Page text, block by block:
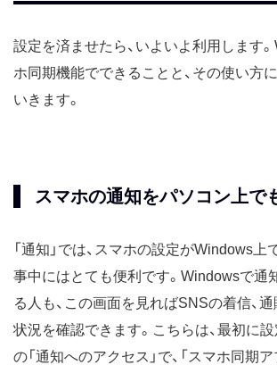
設定を済ませたら、いよいよ利用します
ホ同期機能でできることと、その使い方
いきます。
スマホの通知をパソコン上で
「通知」では、スマホの設定がWindows上
事中にはとても便利です。Windowsで通
る人も、この画面を見ればSNSの着信、
状況を確認できます。こちらは、最初に
の「通知へのアクセス」で、「スマホ同期